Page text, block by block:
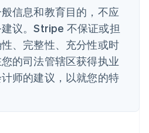
信息和教育目的，不应
议。Stripe 不保证或担
、完整性、充分性或时
的司法管辖区获得执业
师的建议，以就您的特